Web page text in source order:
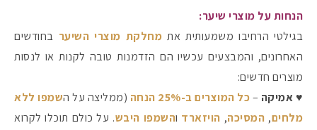
הנחות על מוצרי שיער:
בגילטי הרחיבו משמעותית את מחלקת מוצרי השיער בחודשים
האחרונים, והמבצעים עכשיו הם הזדמנות טובה לקנות או לנסות
מוצרים חדשים:
♥ אמיקה –כל המוצרים ב-25% הנחה (ממליצה על השמפו ללא
מלחים, המסיכה, הויזארד והשמפו היבש. על כולם תוכלו לקרוא